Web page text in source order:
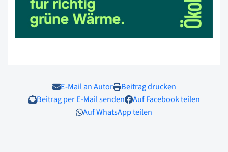
E-Mail an Autor
Beitrag drucken
Beitrag per E-Mail senden
Auf Facebook teilen
Auf WhatsApp teilen